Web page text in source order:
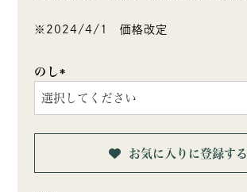
※2024/4/1 価格改定
のし
(必
須)
お気に入りに登録する